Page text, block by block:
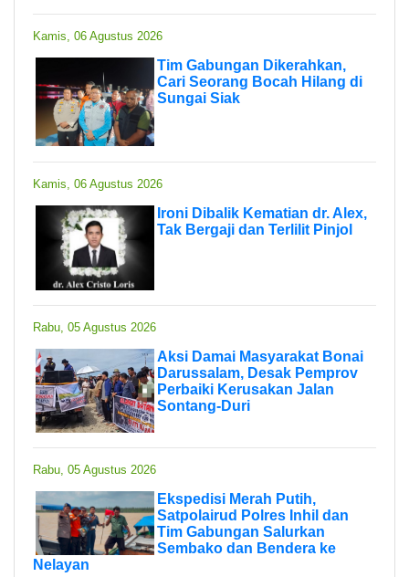
Kamis, 06 Agustus 2026
Tim Gabungan Dikerahkan,
Cari Seorang Bocah Hilang di
Sungai Siak
Kamis, 06 Agustus 2026
Ironi Dibalik Kematian dr. Alex,
Tak Bergaji dan Terlilit Pinjol
Rabu, 05 Agustus 2026
Aksi Damai Masyarakat Bonai
Darussalam, Desak Pemprov
Perbaiki Kerusakan Jalan
Sontang-Duri
Rabu, 05 Agustus 2026
Ekspedisi Merah Putih,
Satpolairud Polres Inhil dan
Tim Gabungan Salurkan
Sembako dan Bendera ke
Nelayan